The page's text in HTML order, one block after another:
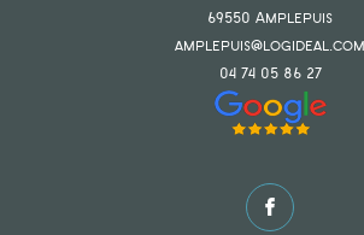
69550 amplepuis
amplepuis@logideal.com
04 74 05 86 27